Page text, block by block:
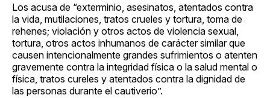
Los acusa de “exterminio, asesinatos, atentados contra
la vida, mutilaciones, tratos crueles y tortura, toma de
rehenes; violación y otros actos de violencia sexual,
tortura, otros actos inhumanos de carácter similar que
causen intencionalmente grandes sufrimientos o atenten
gravemente contra la integridad física o la salud mental o
física, tratos cureles y atentados contra la dignidad de
las personas durante el cautiverio”.